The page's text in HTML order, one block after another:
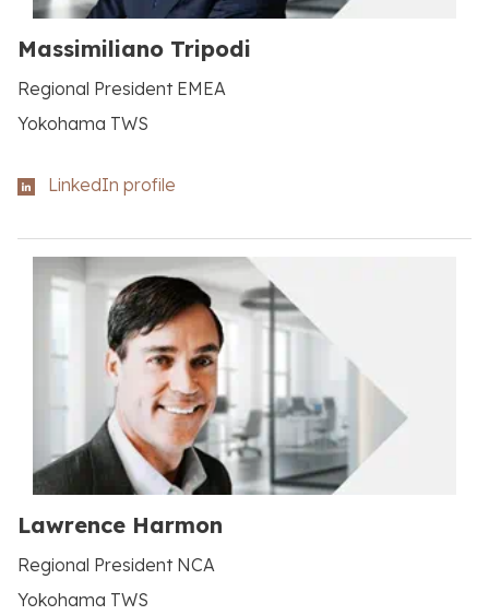
Massimiliano Tripodi
Regional President EMEA
Yokohama TWS
LinkedIn profile
Lawrence Harmon
Regional President NCA
Yokohama TWS